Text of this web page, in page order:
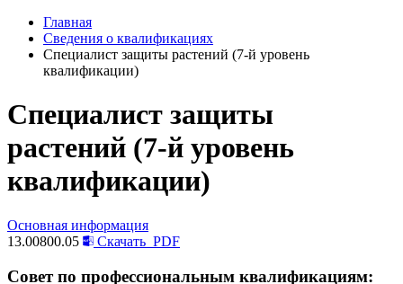
Главная
Сведения о квалификациях
Специалист защиты растений (7-й уровень
квалификации)
Специалист защиты
растений (7-й уровень
квалификации)
Основная информация
13.00800.05
Скачать PDF
Совет по профессиональным квалификациям: